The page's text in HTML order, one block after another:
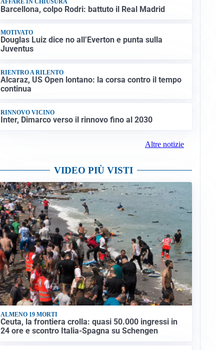
AFFARE IN CHIUSURA
Barcellona, colpo Rodri: battuto il Real Madrid
MOTIVATO
Douglas Luiz dice no all’Everton e punta sulla
Juventus
RIENTRO A RILENTO
Alcaraz, US Open lontano: la corsa contro il tempo
continua
RINNOVO VICINO
Inter, Dimarco verso il rinnovo fino al 2030
Altre notizie
VIDEO PIÙ VISTI
ALMENO 19 MORTI
Ceuta, la frontiera crolla: quasi 50.000 ingressi in
24 ore e scontro Italia-Spagna su Schengen